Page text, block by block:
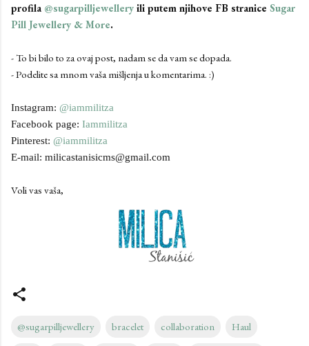
profila @sugarpilljewellery ili putem njihove FB stranice Sugar
Pill Jewellery & More.
- To bi bilo to za ovaj post, nadam se da vam se dopada.
- Podelite sa mnom vaša mišljenja u komentarima. :)
Instagram: @iammilitza
Facebook page: Iammilitza
Pinterest: @iammilitza
E-mail: milicastanisicms@gmail.com
Voli vas vaša,
@sugarpilljewellery bracelet collaboration Haul